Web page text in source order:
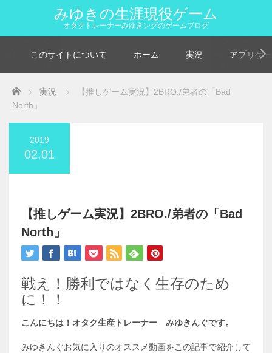
みゆきの生涯現役ゲーム
オタクトレーナーみゆきングのゲームブログ
このサイトについて ホーム 実況 アプリゲ
Home 実況
【推しゲーム実況】2BRO./弟者の「Bad
North」
2019
02.01
【推しゲーム実況】2BRO./弟者の「Bad
North」
戦え！勝利ではなく生存のため
に！！
こんにちは！オタク生産トレーナー みゆきんぐです。
みゆきんぐお気に入りのオススメ動画をこの記事で紹介して